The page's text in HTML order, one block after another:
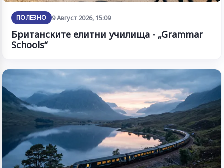
ПОЛЕЗНО 9 Август 2026, 15:09
Британските елитни училища - „Grammar
Schools“